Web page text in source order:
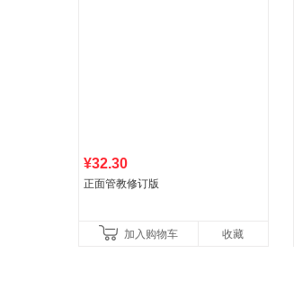
¥32.30
正面管教修订版
加入购物车 收藏